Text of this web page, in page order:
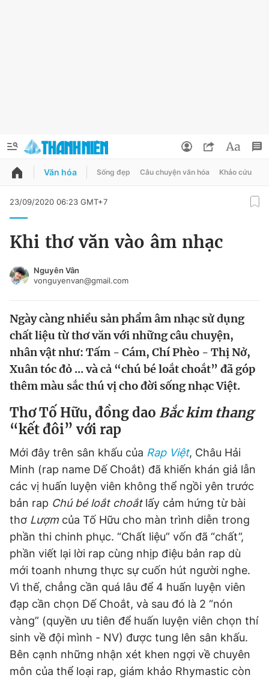
QUẢNG CÁO
Chuyên mục khác
Chào ngày mới Tin 24h
Tin thị trường Tin 360
Video Magazine
Sản phẩm khác
Tiện ích Bạn cần biết
Thông tin tòa soạn Liên hệ quảng cáo
Đọc Thanh Niên trên điện thoại
Theo dõi báo trên
Đổi mật khẩu
Tin đã lưu
Đăng xuất
Văn hóa Sống đẹp Câu chuyện văn hóa Khảo cứu
23/09/2020 06:23 GMT+7
Khi thơ văn vào âm nhạc
Nguyên Vân
vonguyenvan@gmail.com
Ngày càng nhiều sản phẩm âm nhạc sử dụng
chất liệu từ thơ văn với những câu chuyện,
nhân vật như: Tấm - Cám, Chí Phèo - Thị Nở,
Xuân tóc đỏ ... và cả “chú bé loắt choắt” đã góp
thêm màu sắc thú vị cho đời sống nhạc Việt.
Thơ Tố Hữu, đồng dao Bắc kim thang
“kết đôi” với rap
Mới đây trên sân khấu của Rap Việt, Châu Hải
Minh (rap name Dế Choắt) đã khiến khán giả lẫn
các vị huấn luyện viên không thể ngồi yên trước
bản rap Chú bé loắt choắt lấy cảm hứng từ bài
thơ Lượm của Tố Hữu cho màn trình diễn trong
phần thi chinh phục. “Chất liệu” vốn đã “chất”,
phần viết lại lời rap cùng nhịp điệu bản rap dù
mới toanh nhưng thực sự cuốn hút người nghe.
Vì thế, chẳng cần quá lâu để 4 huấn luyện viên
đạp cần chọn Dế Choắt, và sau đó là 2 “nón
vàng” (quyền ưu tiên để huấn luyện viên chọn thí
sinh về đội mình - NV) được tung lên sân khấu.
Bên cạnh những nhận xét khen ngợi về chuyên
môn của thể loại rap, giám khảo Rhymastic còn